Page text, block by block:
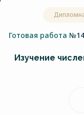
Готовая работа
Изучение